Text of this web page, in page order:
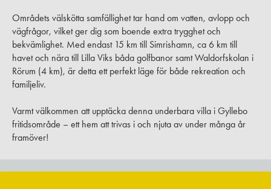
Områdets välskötta samfällighet tar hand om vatten, avlopp och
vägfrågor, vilket ger dig som boende extra trygghet och
bekvämlighet. Med endast 15 km till Simrishamn, ca 6 km till
havet och nära till Lilla Viks båda golfbanor samt Waldorfskolan i
Rörum (4 km), är detta ett perfekt läge för både rekreation och
familjeliv.
Varmt välkommen att upptäcka denna underbara villa i Gyllebo
fritidsområde – ett hem att trivas i och njuta av under många år
framöver!